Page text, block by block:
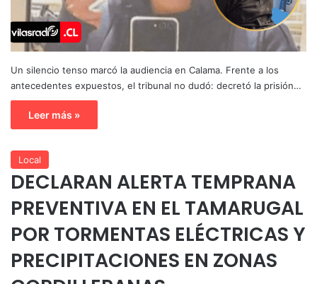
Un silencio tenso marcó la audiencia en Calama. Frente a los
antecedentes expuestos, el tribunal no dudó: decretó la prisión…
Leer más »
Local
DECLARAN ALERTA TEMPRANA
PREVENTIVA EN EL TAMARUGAL
POR TORMENTAS ELÉCTRICAS Y
PRECIPITACIONES EN ZONAS